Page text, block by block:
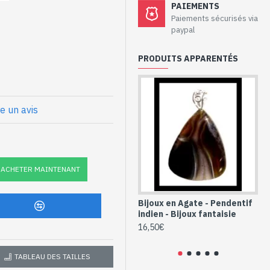
–
argent)
x 23mm approx
en Agate
30)
un avis
ACHETER MAINTENANT
TABLEAU DES TAILLES
PAIEMENTS
Paiements sécurisés via
paypal
PRODUITS APPARENTÉS
Bijoux en Agate - Pendentif
indien - Bijoux fantaisie
16,50€